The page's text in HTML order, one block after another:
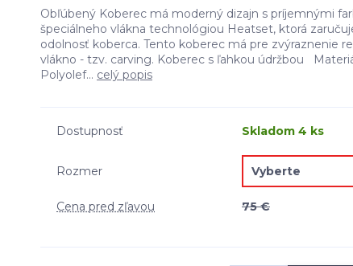
Obľúbený Koberec má moderný dizajn s príjemnými
špeciálneho vlákna technológiou Heatset, ktorá
odolnosť koberca. Tento koberec má pre zvýraznenie
vlákno - tzv. carving. Koberec s ľahkou údržbou
Polyolef... celý popis
Dostupnosť Skladom 4 ks
Rozmer
Cena pred zľavou 75 €